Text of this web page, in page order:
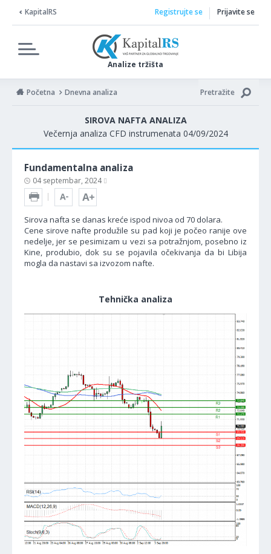
KapitalRS
Analize tržišta
Registrujte se Prijavite se
Početna Dnevna analiza Pretražite
SIROVA NAFTA ANALIZA
Večernja analiza CFD instrumenata 04/09/2024
Fundamentalna analiza
04 septembar, 2024
Sirova nafta se danas kreće ispod nivoa od 70 dolara.
Cene sirove nafte produžile su pad koji je počeo ranije ove
nedelje, jer se pesimizam u vezi sa potražnjom, posebno iz
Kine, produbio, dok su se pojavila očekivanja da bi Libija
mogla da nastavi sa izvozom nafte.
Tehnička analiza